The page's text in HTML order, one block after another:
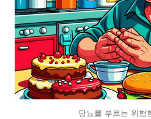
당뇨를 부르는 위험